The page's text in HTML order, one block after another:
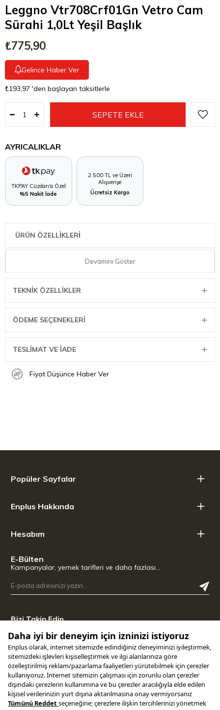
Leggno Vtr708Crf01Gn Vetro Cam
Sürahi 1,0Lt Yeşil Başlık
₺775,90
Gelince Haber Ver
₺193,97 'den başlayan taksitlerle
AYRICALIKLAR
TKPAY Cüzdan'a Özel
%5 Nakit İade
2.500 TL ve Üzeri
Alışverişe
Ücretsiz Kargo
ÜRÜN ÖZELLİKLERİ
LEGGNO VTR708CRF01GN VETRO CAM SÜRAHİ 1,0LT YEŞİL BAŞLIK
Devamını Göster
TEKNIK ÖZELLIKLER
ÖDEME SEÇENEKLERI
TESLİMAT VE İADE
Fiyat Düşünce Haber Ver
Popüler Sayfalar
Enplus Hakkında
Hesabım
E-Bülten
Kampanyalar, yemek tarifleri ve daha fazlası…
Bizi Takip Edin
Uygulamamızı İndirin